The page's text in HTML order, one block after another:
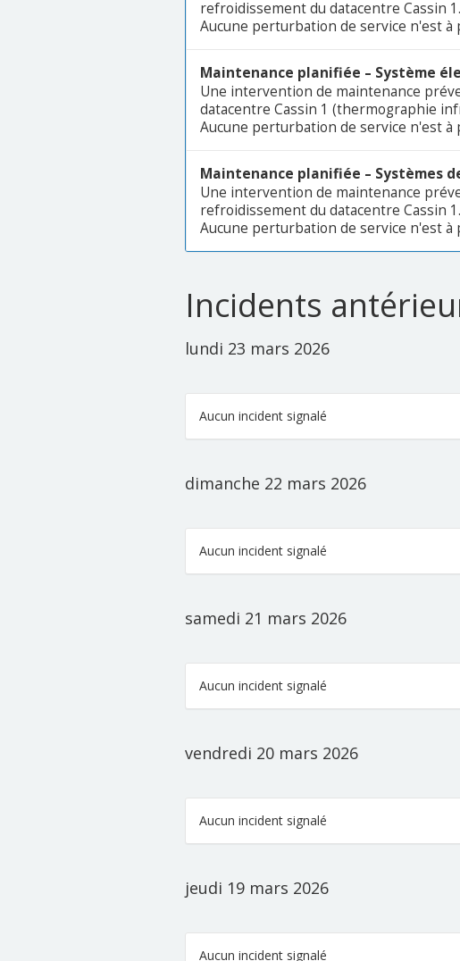
refroidissement du datacentre Cassin 1.
Aucune perturbation de service n'est
Maintenance planifiée – Système
Une intervention de maintenance
datacentre Cassin 1 (thermographie
Aucune perturbation de service n'est
Maintenance planifiée – Systèmes
Une intervention de maintenance
refroidissement du datacentre Cassin 1.
Aucune perturbation de service n'est
Incidents
lundi 23 mars 2026
Aucun incident signalé
dimanche 22 mars 2026
Aucun incident signalé
samedi 21 mars 2026
Aucun incident signalé
vendredi 20 mars 2026
Aucun incident signalé
jeudi 19 mars 2026
Aucun incident signalé